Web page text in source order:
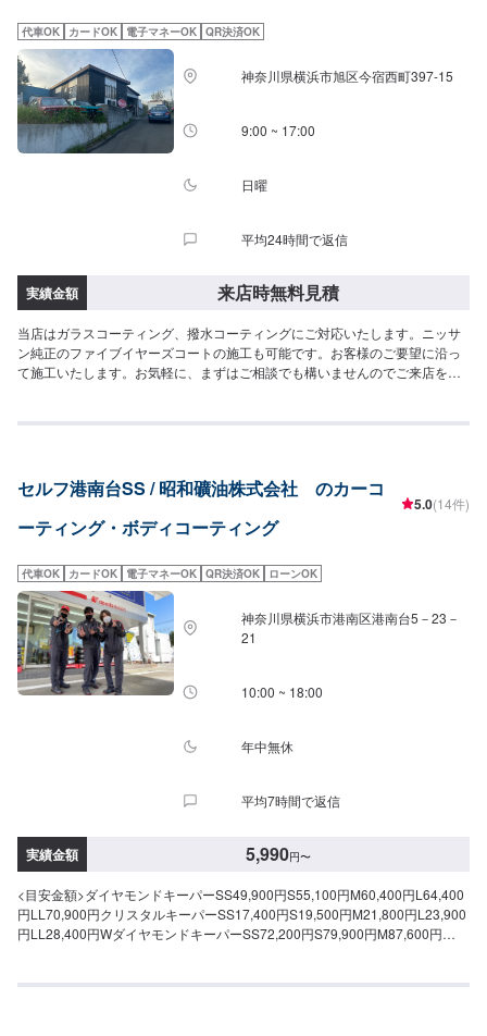
代車OK カードOK 電子マネーOK QR決済OK
神奈川県横浜市旭区今宿西町397-15
9:00 ~ 17:00
日曜
平均24時間で返信
実績金額 来店時無料見積
当店はガラスコーティング、撥水コーティングにご対応いたします。ニッサ
ン純正のファイブイヤーズコートの施工も可能です。お客様のご要望に沿っ
て施工いたします。お気軽に、まずはご相談でも構いませんのでご来店をお
セルフ港南台SS / 昭和礦油株式会社 のカーコ
ーティング・ボディコーティング
5.0(14件)
代車OK カードOK 電子マネーOK QR決済OK ローンOK
神奈川県横浜市港南区港南台5－23－
21
10:00 ~ 18:00
年中無休
平均7時間で返信
実績金額 5,990円〜
<目安金額>ダイヤモンドキーパーSS49,900円S55,100円M60,400円L64,400
円LL70,900円クリスタルキーパーSS17,400円S19,500円M21,800円L23,900
円LL28,400円WダイヤモンドキーパーSS72,200円S79,900円M87,600円
テナンスASS7,800円S8,200円M8,700円L9,200円LL10,400円ダイヤモンド